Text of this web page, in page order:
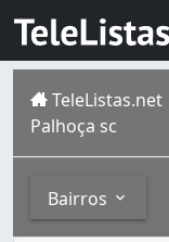
TeleListas.net
Palhoça sc
Bairros